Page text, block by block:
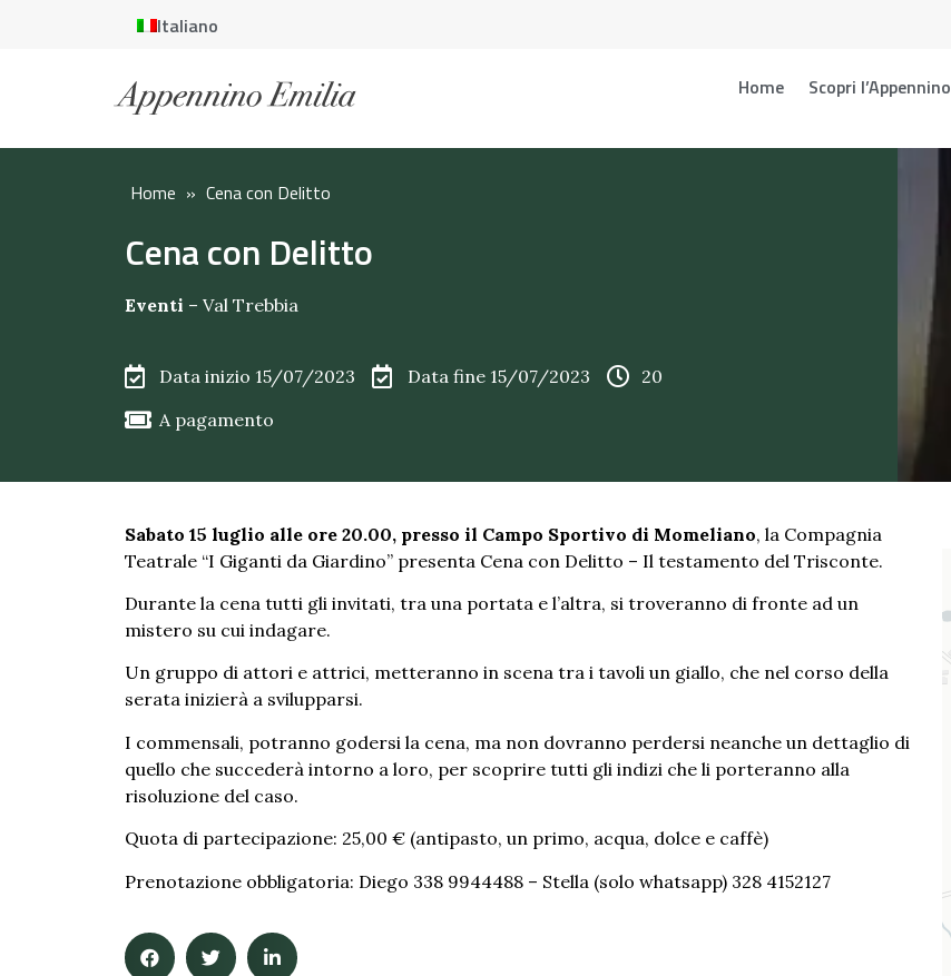
Italiano
Home Scopri l’Appennino
Home » Cena con Delitto
Cena con Delitto
Eventi – Val Trebbia
Data inizio 15/07/2023 Data fine 15/07/2023
20
A pagamento
Sabato 15 luglio alle ore 20.00, presso il Campo Sportivo di Momeliano, la Compagnia
Teatrale “I Giganti da Giardino” presenta Cena con Delitto – Il testamento del Trisconte.
Durante la cena tutti gli invitati, tra una portata e l’altra, si troveranno di fronte ad un
mistero su cui indagare.
Un gruppo di attori e attrici, metteranno in scena tra i tavoli un giallo, che nel corso della
serata inizierà a svilupparsi.
I commensali, potranno godersi la cena, ma non dovranno perdersi neanche un dettaglio di
quello che succederà intorno a loro, per scoprire tutti gli indizi che li porteranno alla
risoluzione del caso.
Quota di partecipazione: 25,00 € (antipasto, un primo, acqua, dolce e caffè)
Prenotazione obbligatoria: Diego 338 9944488 – Stella (solo whatsapp) 328 4152127